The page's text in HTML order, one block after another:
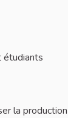
étudiants
la